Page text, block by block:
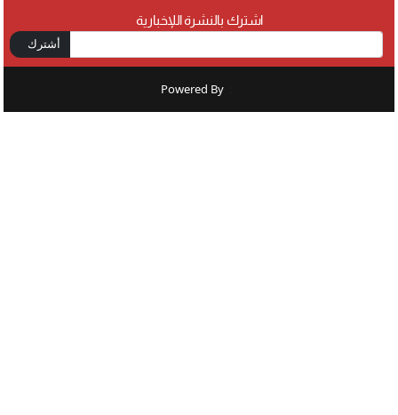
اشترك بالنشرة اللإخبارية
أشترك
Powered By